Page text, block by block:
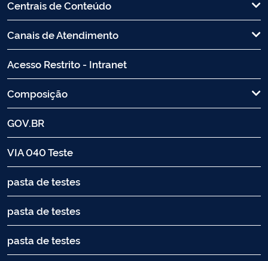
Centrais de Conteúdo
Canais de Atendimento
Acesso Restrito - Intranet
Composição
GOV.BR
VIA 040 Teste
pasta de testes
pasta de testes
pasta de testes